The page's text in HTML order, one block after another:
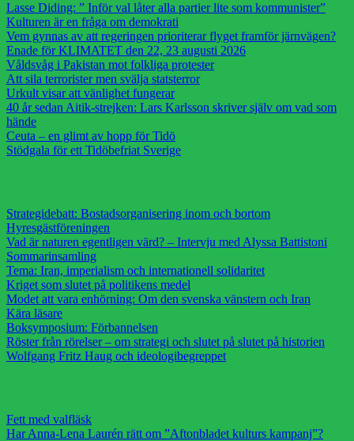
Lasse Diding: ” Inför val låter alla partier lite som kommunister”
Kulturen är en fråga om demokrati
Vem gynnas av att regeringen prioriterar flyget framför järnvägen?
Enade för KLIMATET den 22, 23 augusti 2026
Våldsvåg i Pakistan mot folkliga protester
Att sila terrorister men svälja statsterror
Urkult visar att vänlighet fungerar
40 år sedan Aitik-strejken: Lars Karlsson skriver själv om vad som
hände
Ceuta – en glimt av hopp för Tidö
Stödgala för ett Tidöbefriat Sverige
Strategidebatt: Bostadsorganisering inom och bortom
Hyresgästföreningen
Vad är naturen egentligen värd? – Intervju med Alyssa Battistoni
Sommarinsamling
Tema: Iran, imperialism och internationell solidaritet
Kriget som slutet på politikens medel
Modet att vara enhörning: Om den svenska vänstern och Iran
Kära läsare
Boksymposium: Förbannelsen
Röster från rörelser – om strategi och slutet på slutet på historien
Wolfgang Fritz Haug och ideologibegreppet
Fett med valfläsk
Har Anna-Lena Laurén rätt om ”Aftonbladet kulturs kampanj”?